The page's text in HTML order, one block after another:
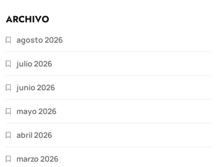
ARCHIVO
agosto 2026
julio 2026
junio 2026
mayo 2026
abril 2026
marzo 2026